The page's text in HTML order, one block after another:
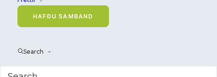
HAFÐU SAMBAND
Search
(NO) - veiðar með
DeepSea System